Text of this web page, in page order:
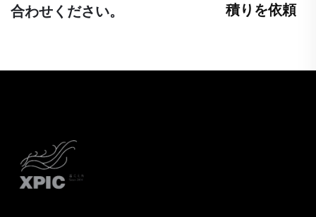
合わせください。
積りを依頼